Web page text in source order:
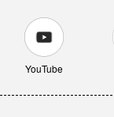
YouTube